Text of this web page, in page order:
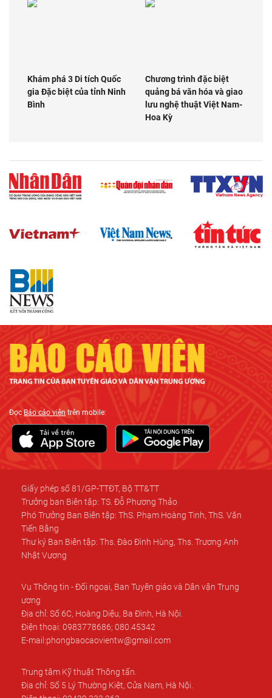
Khám phá 3 Di tích Quốc
gia Đặc biệt của tỉnh Ninh
Bình
Chương trình đặc biệt
quảng bá văn hóa và giao
lưu nghệ thuật Việt Nam-
Hoa Kỳ
ĐọcBáo cáo viên trên mobile:
Giấy phép số 81/GP-TTĐT, Bộ TT&TT
Trưởng ban Biên tập: TS. Đỗ Phương Thảo
Phó Trưởng Ban Biên tập: ThS. Phạm Hoàng Tinh, ThS. Văn
Tiến Bằng
Thư ký Ban Biên tập: Ths. Đào Đình Hùng, Ths. Trương Anh
Nhật Vương
Vụ Thông tin - Đối ngoại, Ban Tuyên giáo và Dân vận Trung
ương
Địa chỉ: Số 6C, Hoàng Diệu, Ba Đình, Hà Nội.
Điện thoại: 0983778686; 080.45342
E-mail:phongbaocaovientw@gmail.com
Trung tâm Kỹ thuật Thông tấn.
Địa chỉ: Số 5 Lý Thường Kiệt, Cửa Nam, Hà Nội.